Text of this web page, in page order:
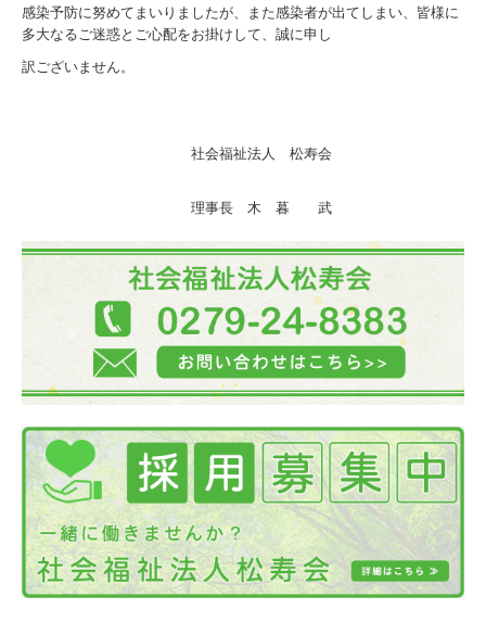
感染予防に努めてまいりましたが、また感染者が出てしまい、皆様に
多大なるご迷惑とご心配をお掛けして、誠に申し
訳ございません。
社会福祉法人 松寿会
理事長 木 暮 武